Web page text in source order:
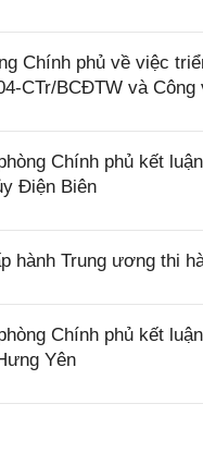
Chính phủ về việc
CTr/BCĐTW và Công
Chính phủ kết
Điện Biên
hành Trung ương thi
Chính phủ kết
Yên